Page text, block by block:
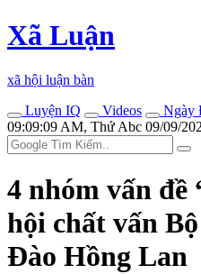
Xã Luận
xã hội luận bàn
Luyện IQ
Videos
Ngày
09:09:09 AM, Thứ Abc 09/09/
4 nhóm vấn đề
hội chất vấn
Đào Hồng Lan